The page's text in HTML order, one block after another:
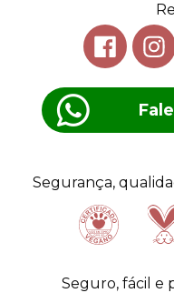
Segurança,
Seguro, fácil e